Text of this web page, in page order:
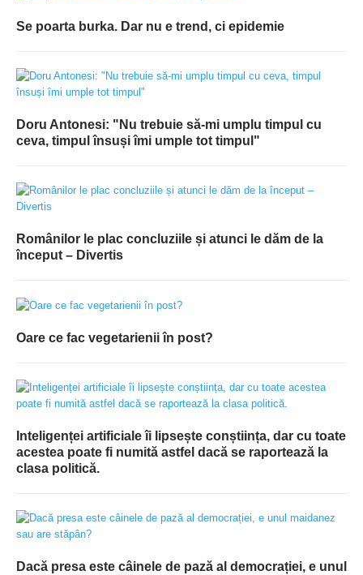
Se poarta burka. Dar nu e trend, ci epidemie
Doru Antonesi: "Nu trebuie să-mi umplu timpul cu
ceva, timpul însuși îmi umple tot timpul"
Românilor le plac concluziile și atunci le dăm de la
început – Divertis
Oare ce fac vegetarienii în post?
Inteligenței artificiale îi lipsește conștiința, dar cu toate
acestea poate fi numită astfel dacă se raportează la
clasa politică.
Dacă presa este câinele de pază al democrației, e unul